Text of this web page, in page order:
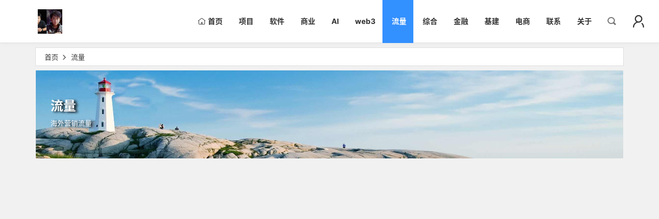
首页 项目 软件 商业 AI web3 流量 综合 金融 基建 电商 联系 关于
首页 流量
流量
海外营销流量